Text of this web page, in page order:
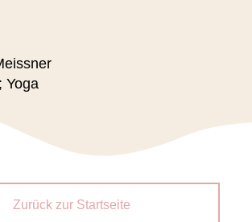
Yoga
Zurück zur Startseite